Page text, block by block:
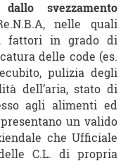
svezzamento
nelle quali
fattori in grado di
delle code (es.
pulizia degli
dell’aria, stato di
agli alimenti ed
un valido
che Ufficiale
C.L. di propria